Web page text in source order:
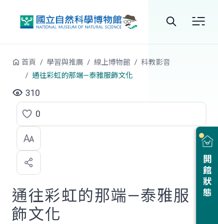
站
開館狀態
首頁 學習與推廣 線上博物館
科教影音
通往彩虹的那端—泰雅服飾文化
310
點
選
喜
歡
0
通往彩虹的那端—泰雅服
飾文化